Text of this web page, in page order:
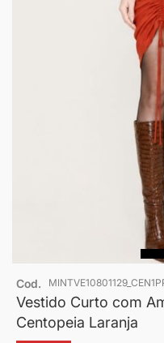
Cod.
Vestido Curto com
Centopeia Laranja